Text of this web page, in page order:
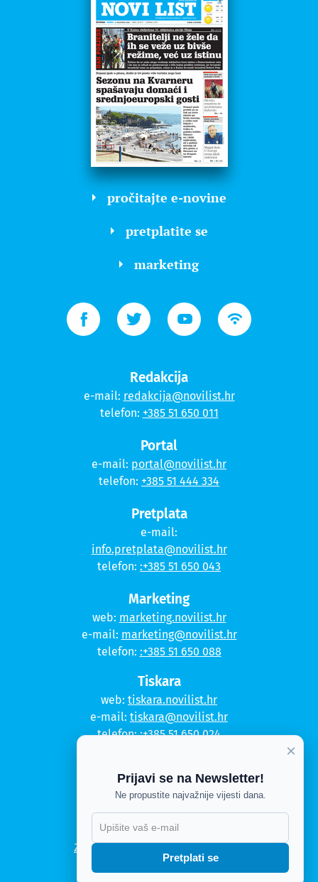
pročitajte e-novine
pretplatite se
marketing
Redakcija
e-mail: redakcija@novilist.hr
telefon: +385 51 650 011
Portal
e-mail: portal@novilist.hr
telefon: +385 51 444 334
Pretplata
e-mail:
info.pretplata@novilist.hr
telefon: :+385 51 650 043
Marketing
web: marketing.novilist.hr
e-mail: marketing@novilist.hr
telefon: :+385 51 650 088
Tiskara
web: tiskara.novilist.hr
e-mail: tiskara@novilist.hr
telefon::+385 51 650 024
Kontakt
Politika privatnosti
Politika kolačića
Zahtjev za pristup informacijama
Impressum
×
Prijavi se na Newsletter!
Ne propustite najvažnije vijesti dana.
Pretplati se